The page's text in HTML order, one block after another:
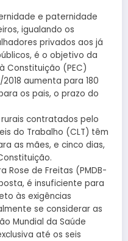
e paternidade
igualando os
privados aos já
é o objetivo da
Constituição (PEC)
aumenta para 180
os pais, o prazo do
contratados pelo
do Trabalho (CLT) têm
as mães, e cinco dias,
Rose de Freitas (PMDB-
é insuficiente para
às exigências
se considerar as
Mundial da Saúde
até os seis